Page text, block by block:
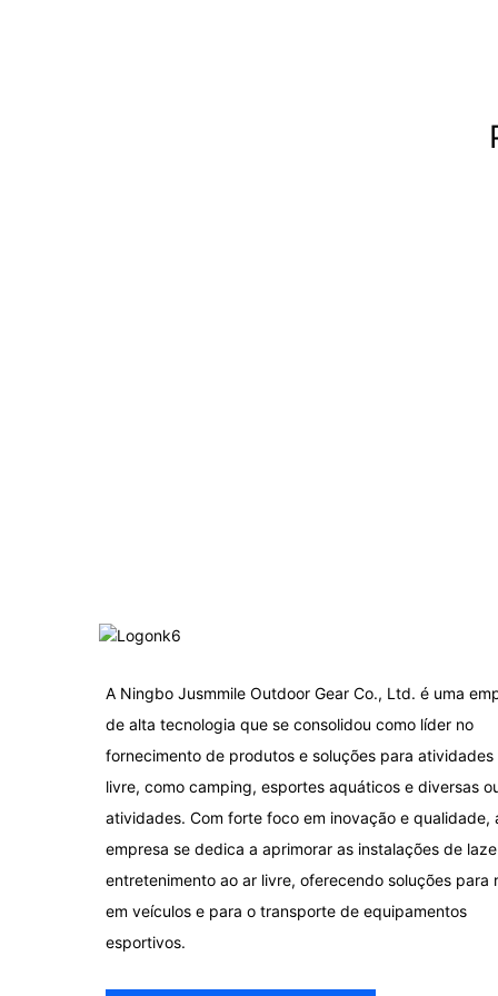
A Ningbo Jusmmile Outdoor Gear Co., Ltd. é uma
de alta tecnologia que se consolidou como líder no
fornecimento de produtos e soluções para atividades
livre, como camping, esportes aquáticos e diversas
atividades. Com forte foco em inovação e qualidade,
empresa se dedica a aprimorar as instalações de
entretenimento ao ar livre, oferecendo soluções para
em veículos e para o transporte de equipamentos
esportivos.